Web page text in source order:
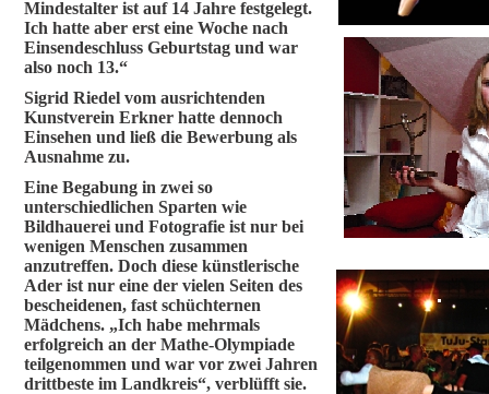
Mindestalter ist auf 14 Jahre festgelegt.
Ich hatte aber erst eine Woche nach
Einsendeschluss Geburtstag und war
also noch 13.“
Sigrid Riedel vom ausrichtenden
Kunstverein Erkner hatte dennoch
Einsehen und ließ die Bewerbung als
Ausnahme zu.
Eine Begabung in zwei so
unterschiedlichen Sparten wie
Bildhauerei und Fotografie ist nur bei
wenigen Menschen zusammen
anzutreffen. Doch diese künstlerische
Ader ist nur eine der vielen Seiten des
bescheidenen, fast schüchternen
Mädchens. „Ich habe mehrmals
erfolgreich an der Mathe-Olympiade
teilgenommen und war vor zwei Jahren
drittbeste im Landkreis“, verblüfft sie.